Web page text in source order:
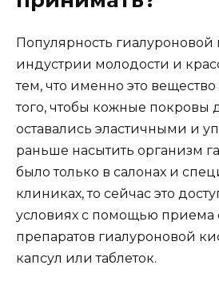
Популярность гиалуроновой
индустрии молодости и
тем, что именно это
того, чтобы кожные покровы
оставались эластичными и
раньше насытить организм
было только в салонах и
клиниках, то сейчас это
условиях с помощью приема
препаратов гиалуроновой
капсул или таблеток.